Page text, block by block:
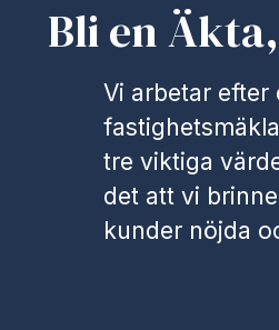
Bli en
Vi arbetar efter
tre viktiga
det att vi
kunder nöjda